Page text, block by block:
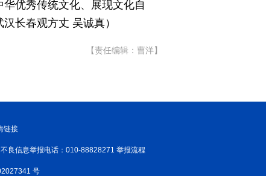
优秀传统文化、展现文化自
长春观方丈 吴诚真）
【责任编辑：曹洋】
链接
良信息举报电话：010-88828271 举报流程
号